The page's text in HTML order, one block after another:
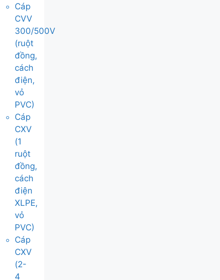
Cáp
CVV
300/500V
(ruột
đồng,
cách
điện,
vỏ
PVC)
Cáp
CXV
(1
ruột
đồng,
cách
điện
XLPE,
vỏ
PVC)
Cáp
CXV
(2-
4